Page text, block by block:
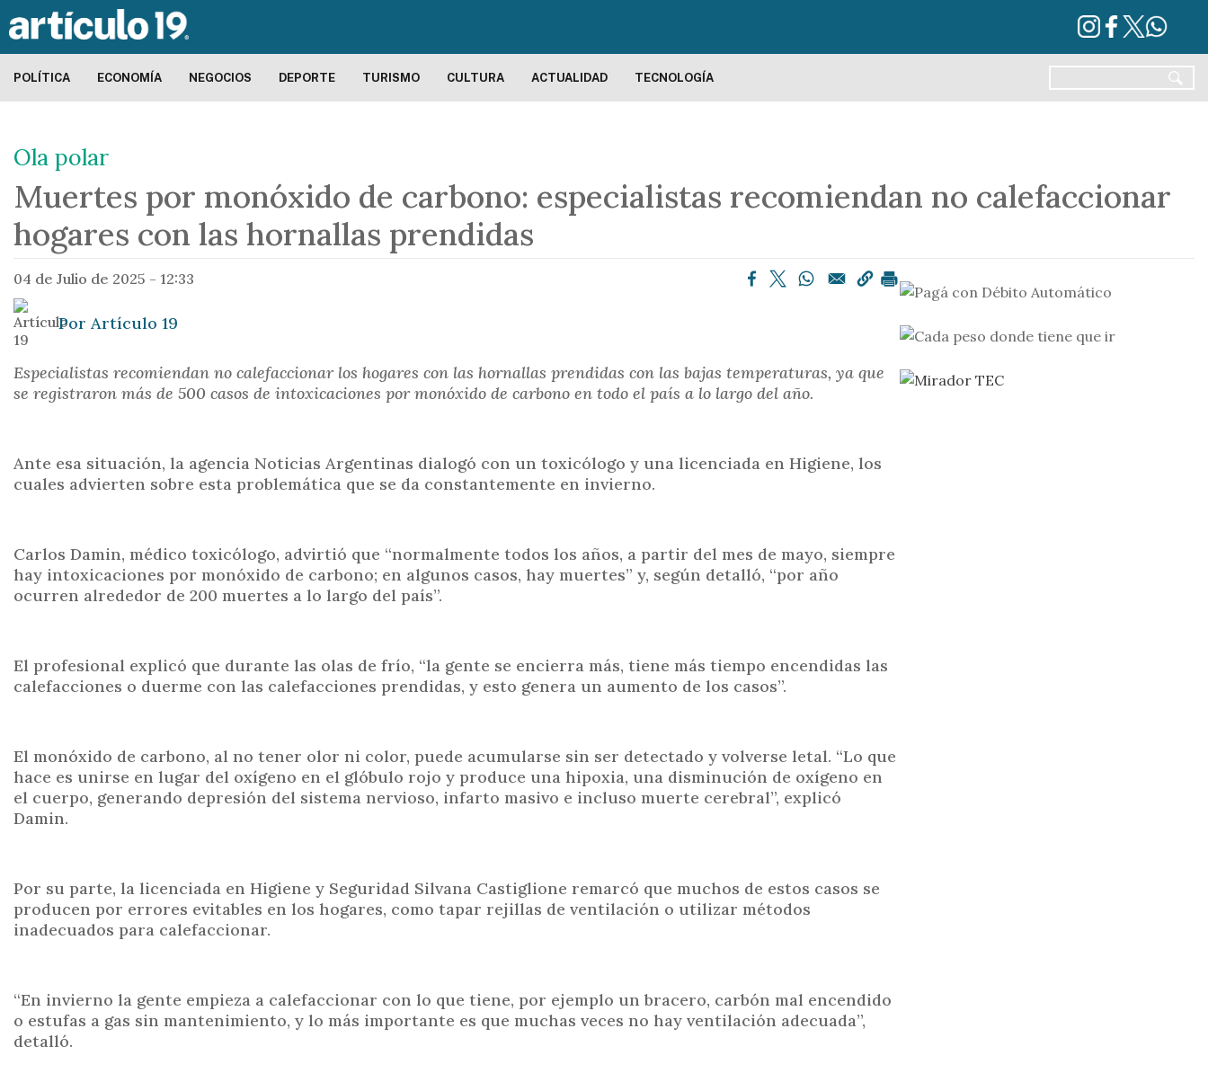
s
a
r
o
n
p
r
c
i
l
POLÍTICA ECONOMÍA NEGOCIOS DEPORTE TURISMO CULTURA ACTUALIDAD TECNOLOGÍA
Ola polar
Muertes por monóxido de carbono: especialistas recomiendan no calefaccionar
hogares con las hornallas prendidas
04 de Julio de 2025 - 12:33
Por Artículo 19
Especialistas recomiendan no calefaccionar los hogares con las hornallas prendidas con las bajas temperaturas, ya que
se registraron más de 500 casos de intoxicaciones por monóxido de carbono en todo el país a lo largo del año.
Ante esa situación, la agencia Noticias Argentinas dialogó con un toxicólogo y una licenciada en Higiene, los
cuales advierten sobre esta problemática que se da constantemente en invierno.
Carlos Damin, médico toxicólogo, advirtió que “normalmente todos los años, a partir del mes de mayo, siempre
hay intoxicaciones por monóxido de carbono; en algunos casos, hay muertes” y, según detalló, “por año
ocurren alrededor de 200 muertes a lo largo del país”.
El profesional explicó que durante las olas de frío, “la gente se encierra más, tiene más tiempo encendidas las
calefacciones o duerme con las calefacciones prendidas, y esto genera un aumento de los casos”.
El monóxido de carbono, al no tener olor ni color, puede acumularse sin ser detectado y volverse letal. “Lo que
hace es unirse en lugar del oxígeno en el glóbulo rojo y produce una hipoxia, una disminución de oxígeno en
el cuerpo, generando depresión del sistema nervioso, infarto masivo e incluso muerte cerebral”, explicó
Damin.
Por su parte, la licenciada en Higiene y Seguridad Silvana Castiglione remarcó que muchos de estos casos se
producen por errores evitables en los hogares, como tapar rejillas de ventilación o utilizar métodos
inadecuados para calefaccionar.
“En invierno la gente empieza a calefaccionar con lo que tiene, por ejemplo un bracero, carbón mal encendido
o estufas a gas sin mantenimiento, y lo más importante es que muchas veces no hay ventilación adecuada”,
detalló.